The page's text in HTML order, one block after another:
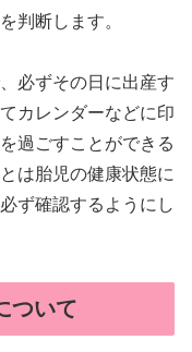
判断します。
必ずその日に出産す
カレンダーなどに印
過ごすことができる
は胎児の健康状態に
ず確認するようにし
ついて